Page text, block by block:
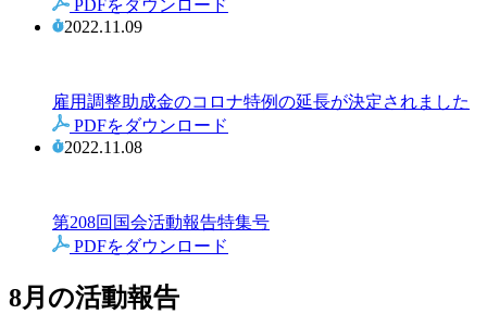
PDFをダウンロード
2022.11.09
雇用調整助成金のコロナ特例の延長が決定されました
PDFをダウンロード
2022.11.08
第208回国会活動報告特集号
PDFをダウンロード
8月の活動報告